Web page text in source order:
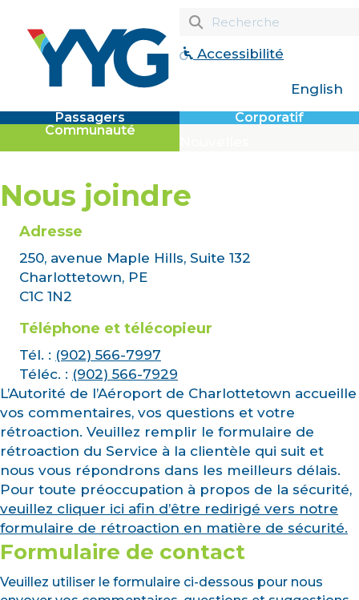
Accessibilité
English
Passagers
Corporatif
Communauté
Nous joindre
Adresse
250, avenue Maple Hills, Suite 132
Charlottetown, PE
C1C 1N2
Téléphone et télécopieur
Tél. : (902) 566-7997
Téléc. : (902) 566-7929
L’Autorité de l’Aéroport de Charlottetown accueille
vos commentaires, vos questions et votre
rétroaction. Veuillez remplir le formulaire de
rétroaction du Service à la clientèle qui suit et
nous vous répondrons dans les meilleurs délais.
Pour toute préoccupation à propos de la sécurité,
veuillez cliquer ici afin d’être redirigé vers notre
formulaire de rétroaction en matière de sécurité.